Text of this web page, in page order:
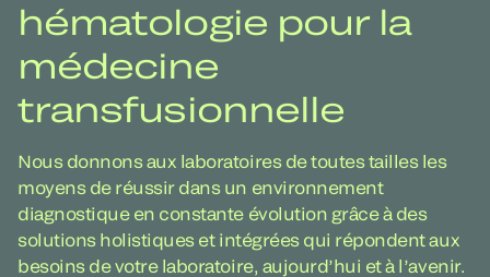
hématologie pour la
médecine
transfusionnelle
Nous donnons aux laboratoires de toutes tailles les
moyens de réussir dans un environnement
diagnostique en constante évolution grâce à des
solutions holistiques et intégrées qui répondent aux
besoins de votre laboratoire, aujourd’hui et à l’avenir.